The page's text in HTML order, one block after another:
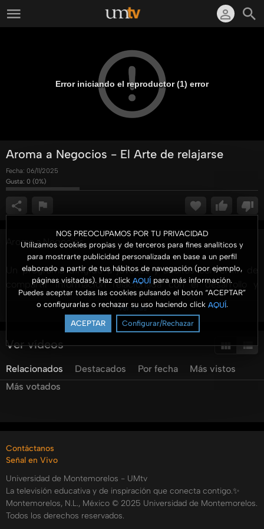
NOS PREOCUPAMOS POR TU PRIVACIDAD
Utilizamos cookies propias y de terceros para fines analíticos y
para mostrarte publicidad personalizada en base a un perfil
elaborado a partir de tus hábitos de navegación (por ejemplo,
páginas visitadas). Haz click AQUÍ para más información.
Puedes aceptar todas las cookies pulsando el botón “ACEPTAR”
o configurarlas o rechazar su uso haciendo click AQUÍ.
ACEPTAR Configurar/Rechazar
Error iniciando el reproductor (1) error
Aroma a Negocios - El Arte de relajarse
Fecha: 06/11/2025
Gusta: 0 (0%)
Aroma a Negocios
Un programa dirigido a jóvenes y adultos con el fin de
compartir información relacionada con el desarrollo y
gestión de los negocios. Se presenta información
profesional con un enfoque práctico y para ser aterrizado
en las organizaciones.
mientras profundizamos en el tema “El arte de relajarse”
con la inspiradora Sherley Cruz Reyes. ???? Disfruta de tu
frecuencia 88.7 FM.???? Disponible ahora en Spotify,
#AromaANegocios #UMradio #UMtv
Categorías:
Ver más
Ver vídeos
Relacionados Destacados Por fecha
Más vistos
Más votados
Contáctanos
Señal en Vivo
Universidad de Montemorelos - UMtv
La televisión educativa y de inspiración que conecta contigo.✨
Montemorelos, N.L., México © 2025 Universidad de Montemorelos.
Todos los derechos reservados.